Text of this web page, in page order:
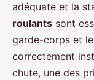
adéquate et la
roulants sont
garde-corps et
correctement
chute, une des